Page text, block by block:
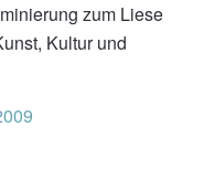
zum Liese
Kultur und